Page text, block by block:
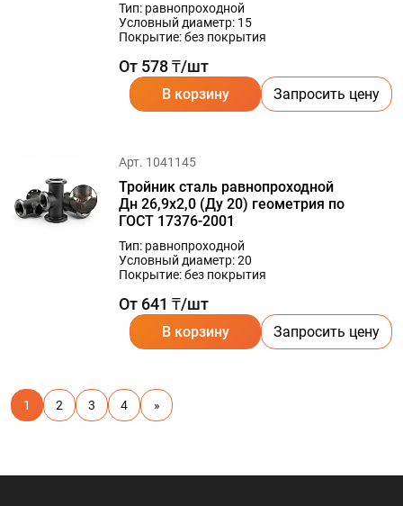
Тип: равнопроходной
Условный диаметр: 15
Покрытие: без покрытия
От 578 ₸/шт
В корзину Запросить цену
Арт. 1041145
Тройник сталь равнопроходной
Дн 26,9х2,0 (Ду 20) геометрия по
ГОСТ 17376-2001
Тип: равнопроходной
Условный диаметр: 20
Покрытие: без покрытия
От 641 ₸/шт
В корзину Запросить цену
1 2 3 4 »